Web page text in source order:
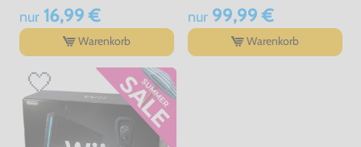
nur16,99 €
Warenkorb
nur99,99 €
Warenkorb